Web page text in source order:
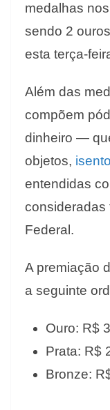
medalhas
sendo 2
esta terça-
Além das
compõem
dinheiro —
objetos,
entendidas
consideradas
Federal.
A premiação
a seguinte
Ouro: R$
Prata: R$
Bronze: